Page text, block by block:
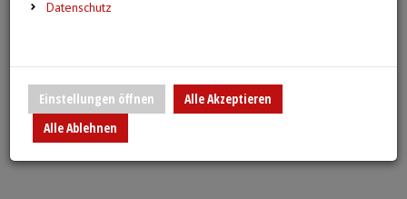
Überschuhe
Hauben
Urinbeutel/Beinbeutel
Sauerstoffartikel
Spritzen, Kanülen & Zubehör
Medikation
Urinflaschen &
EKG-Elektroden &
Fieberthermometer
Datenschutz
Einstellungen öffnen
Alle Akzeptieren
Alle Ablehnen